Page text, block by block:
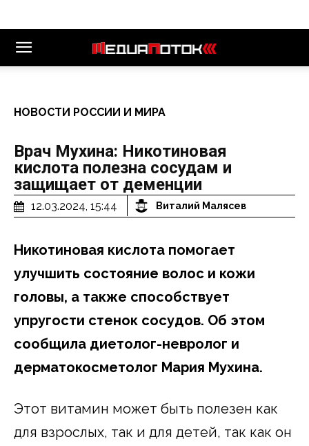
НОВОСТИ РОССИИ И МИРА
Врач Мухина: Никотиновая
кислота полезна сосудам и
защищает от деменции
12.03.2024, 15:44 Виталий Малясев
Никотиновая кислота помогает
улучшить состояние волос и кожи
головы, а также способствует
упругости стенок сосудов. Об этом
сообщила диетолог-невролог и
дерматокосметолог Мария Мухина.
Этот витамин может быть полезен как
для взрослых, так и для детей, так как он